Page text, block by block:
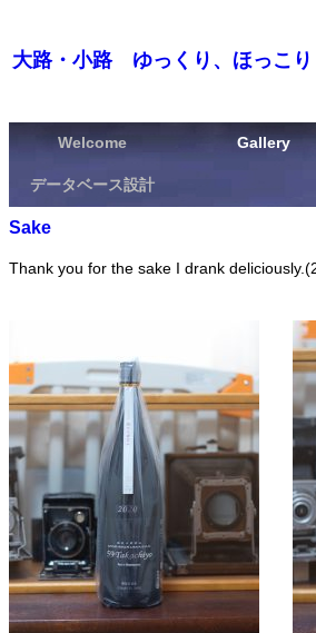
大路・小路 ゆっくり、ほっこり
Welcome Gallery
データベース設計
Sake
Thank you for the sake I drank